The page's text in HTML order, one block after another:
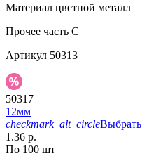
Материал цветной металл
Прочее часть C
Артикул 50313
50317
12мм
checkmark_alt_circleВыбрать
1.36 р.
По 100 шт